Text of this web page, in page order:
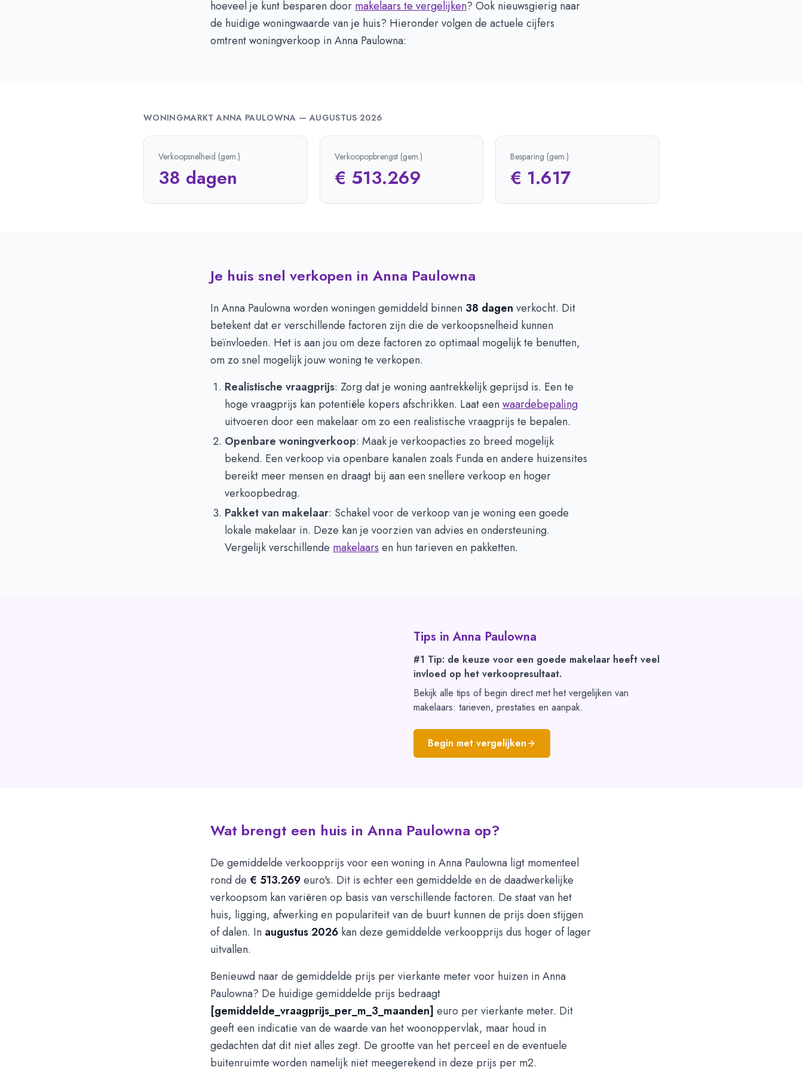
hoeveel je kunt besparen door makelaars te vergelijken? Ook nieuwsgierig naar
de huidige woningwaarde van je huis? Hieronder volgen de actuele cijfers
omtrent woningverkoop in Anna Paulowna:
WONINGMARKTANNA PAULOWNA —AUGUSTUS 2026
Verkoopsnelheid (gem.)
38 dagen
Verkoopopbrengst (gem.)
€ 513.269
Besparing (gem.)
€ 1.617
Je huis snel verkopen in Anna Paulowna
In Anna Paulowna worden woningen gemiddeld binnen 38 dagen verkocht. Dit
betekent dat er verschillende factoren zijn die de verkoopsnelheid kunnen
beïnvloeden. Het is aan jou om deze factoren zo optimaal mogelijk te benutten,
om zo snel mogelijk jouw woning te verkopen.
Realistische vraagprijs: Zorg dat je woning aantrekkelijk geprijsd is. Een te
hoge vraagprijs kan potentiële kopers afschrikken. Laat eenwaardebepaling
uitvoeren door een makelaar om zo een realistische vraagprijs te bepalen.
Openbare woningverkoop: Maak je verkoopacties zo breed mogelijk
bekend. Een verkoop via openbare kanalen zoals Funda en andere huizensites
bereikt meer mensen en draagt bij aan een snellere verkoop en hoger
verkoopbedrag.
Pakket van makelaar: Schakel voor de verkoop van je woning een goede
lokale makelaar in. Deze kan je voorzien van advies en ondersteuning.
Vergelijk verschillende makelaars en hun tarieven en pakketten.
Tips in Anna Paulowna
#1 Tip: de keuze voor een goede makelaar heeft veel
invloed op het verkoopresultaat.
Bekijk alle tips of begin direct met het vergelijken van
makelaars: tarieven, prestaties en aanpak.
Begin met vergelijken
Wat brengt een huis in Anna Paulowna op?
De gemiddelde verkoopprijs voor een woning in Anna Paulowna ligt momenteel
rond de € 513.269euro's. Dit is echter een gemiddelde en de daadwerkelijke
verkoopsom kan variëren op basis van verschillende factoren. De staat van het
huis, ligging, afwerking en populariteit van de buurt kunnen de prijs doen stijgen
of dalen. In augustus 2026 kan deze gemiddelde verkoopprijs dus hoger of lager
uitvallen.
Benieuwd naar de gemiddelde prijs per vierkante meter voor huizen in Anna
Paulowna? De huidige gemiddelde prijs bedraagt
[gemiddelde_vraagprijs_per_m_3_maanden] euro per vierkante meter. Dit
geeft een indicatie van de waarde van het woonoppervlak, maar houd in
gedachten dat dit niet alles zegt. De grootte van het perceel en de eventuele
buitenruimte worden namelijk niet meegerekend in deze prijs per m2.